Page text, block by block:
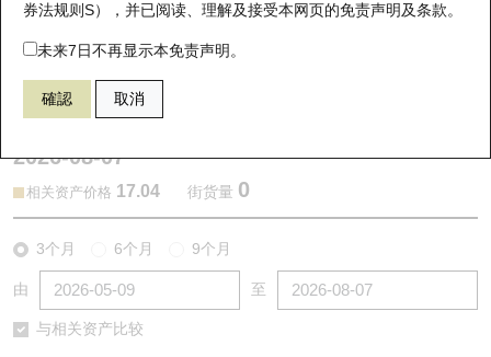
券法规则S），并已阅读、理解及接受本网页的免责声明及条款。
未来7日不再显示本免责声明。
確認 取消
25255 汇丰认购 2196 复星医药
2026-08-07
相关资产价格 17.04 街货量 0
3个月 6个月 9个月
由 至
与相关资产比较
即将到期认股证
认股证到期结算价查找
认股证分析仪
认股证/牛熊证日志
牛熊证街货分布图
正股牛熊证列表
新发行瑞银牛熊证
牛熊证到期结算价查找
十天股证占大市成交
资金流
街货统计
恒指成份股
国指成份股
科指成份股
中资ETFs溢价比较
讲座及教育短片
认股证投资者教育
牛熊证投资者教育